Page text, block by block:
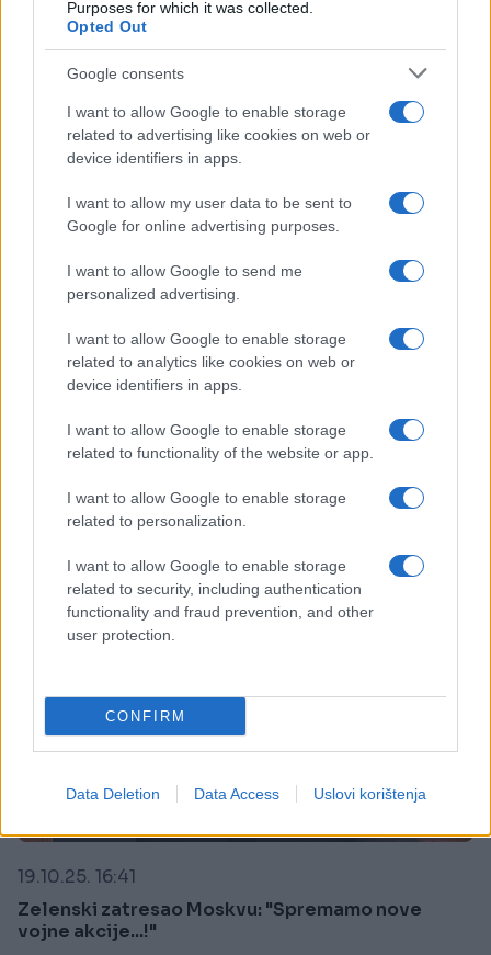
Purposes for which it was collected.
Opted Out
Google consents
I want to allow Google to enable storage
related to advertising like cookies on web or
device identifiers in apps.
I want to allow my user data to be sent to
Google for online advertising purposes.
I want to allow Google to send me
personalized advertising.
I want to allow Google to enable storage
related to analytics like cookies on web or
device identifiers in apps.
I want to allow Google to enable storage
related to functionality of the website or app.
I want to allow Google to enable storage
related to personalization.
I want to allow Google to enable storage
related to security, including authentication
functionality and fraud prevention, and other
user protection.
CONFIRM
Data Deletion Data Access Uslovi korištenja
19.10.25. 19:41
preuzimanja grada
19.10.25. 16:41
Zelenski zatresao Moskvu: "Spremamo nove
vojne akcije...!"